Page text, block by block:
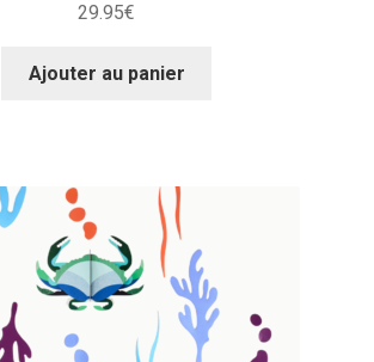
29.95€
Ajouter au panier